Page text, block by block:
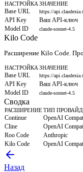
НАСТРОЙКА ЗНАЧЕНИЕ
Base URL https://
API Key
Ваш API-ключ
Model ID
claude-sonnet-4.5
Kilo Code
Расширение Kilo Code.
НАСТРОЙКА ЗНАЧЕНИЕ
Base URL https://
API Key
Ваш API-ключ
Model ID
claude-sonnet-4.5
Сводка
РАСШИРЕНИЕТИП
Continue OpenAI
Cline OpenAI
Roo Code Anthropic
Kilo Code OpenAI
Назад